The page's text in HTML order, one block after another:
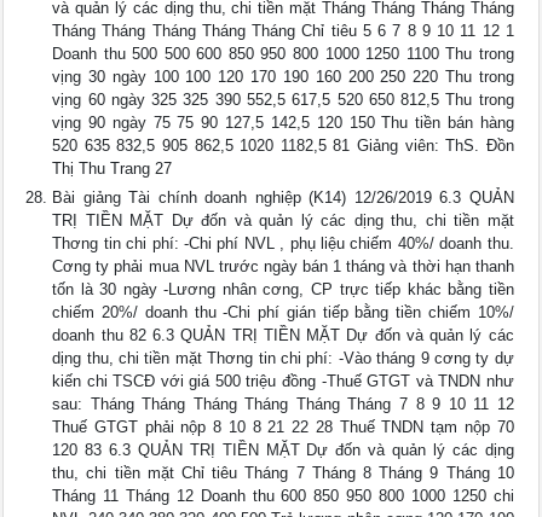
và quản lý các dịng thu, chi tiền mặt Tháng Tháng Tháng Tháng
Tháng Tháng Tháng Tháng Tháng Chỉ tiêu 5 6 7 8 9 10 11 12 1
Doanh thu 500 500 600 850 950 800 1000 1250 1100 Thu trong
vịng 30 ngày 100 100 120 170 190 160 200 250 220 Thu trong
vịng 60 ngày 325 325 390 552,5 617,5 520 650 812,5 Thu trong
vịng 90 ngày 75 75 90 127,5 142,5 120 150 Thu tiền bán hàng
520 635 832,5 905 862,5 1020 1182,5 81 Giảng viên: ThS. Đồn
Thị Thu Trang 27
Bài giảng Tài chính doanh nghiệp (K14) 12/26/2019 6.3 QUẢN
TRỊ TIỀN MẶT Dự đốn và quản lý các dịng thu, chi tiền mặt
Thơng tin chi phí: -Chi phí NVL , phụ liệu chiếm 40%/ doanh thu.
Cơng ty phải mua NVL trước ngày bán 1 tháng và thời hạn thanh
tốn là 30 ngày -Lương nhân cơng, CP trực tiếp khác bằng tiền
chiếm 20%/ doanh thu -Chi phí gián tiếp bằng tiền chiếm 10%/
doanh thu 82 6.3 QUẢN TRỊ TIỀN MẶT Dự đốn và quản lý các
dịng thu, chi tiền mặt Thơng tin chi phí: -Vào tháng 9 cơng ty dự
kiến chi TSCĐ với giá 500 triệu đồng -Thuế GTGT và TNDN như
sau: Tháng Tháng Tháng Tháng Tháng Tháng 7 8 9 10 11 12
Thuế GTGT phải nộp 8 10 8 21 22 28 Thuế TNDN tạm nộp 70
120 83 6.3 QUẢN TRỊ TIỀN MẶT Dự đốn và quản lý các dịng
thu, chi tiền mặt Chỉ tiêu Tháng 7 Tháng 8 Tháng 9 Tháng 10
Tháng 11 Tháng 12 Doanh thu 600 850 950 800 1000 1250 chi